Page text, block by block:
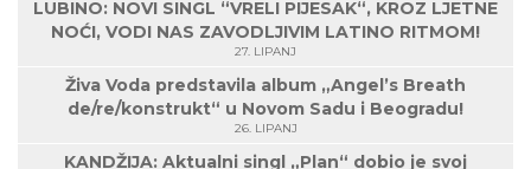
LUBINO: NOVI SINGL “VRELI PIJESAK“, KROZ LJETNE
NOĆI, VODI NAS ZAVODLJIVIM LATINO RITMOM!
27. LIPANJ
Živa Voda predstavila album „Angel’s Breath
de/re/konstrukt“ u Novom Sadu i Beogradu!
26. LIPANJ
KANDŽIJA: Aktualni singl „Plan“ dobio je svoj